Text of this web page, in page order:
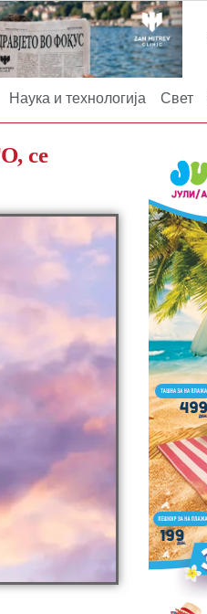
Наука и технологија Свет
се